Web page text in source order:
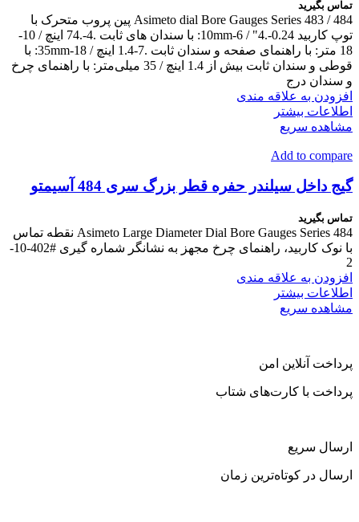
تماس بگیرید
Asimeto dial Bore Gauges Series 483 / 484 پین پروب متحرک با
توپ کاربید 0.24-.4" / 6-10mm: با سندان های ثابت .4-.74 اینچ / 10-
18 متر: با راهنمای صفحه و سندان ثابت .7-1.4 اینچ / 18-35mm: با
قوطی و سندان ثابت بیش از 1.4 اینچ / 35 میلی‌متر: با راهنمای چرخ
و سندان درج
افزودن به علاقه مندی
اطلاعات بیشتر
مشاهده سریع
Add to compare
گیج داخل سیلندر حفره قطر بزرگ سری 484 آسیمتو
تماس بگیرید
Asimeto Large Diameter Dial Bore Gauges Series 484 نقطه تماس
با نوک کاربید، راهنمای چرخ مجهز به نشانگر شماره گیری #402-10-
2
افزودن به علاقه مندی
اطلاعات بیشتر
مشاهده سریع
پرداخت آنلاین امن
پرداخت با کارت‌های شتاب
ارسال سریع
ارسال در کوتاه‌ترین زمان